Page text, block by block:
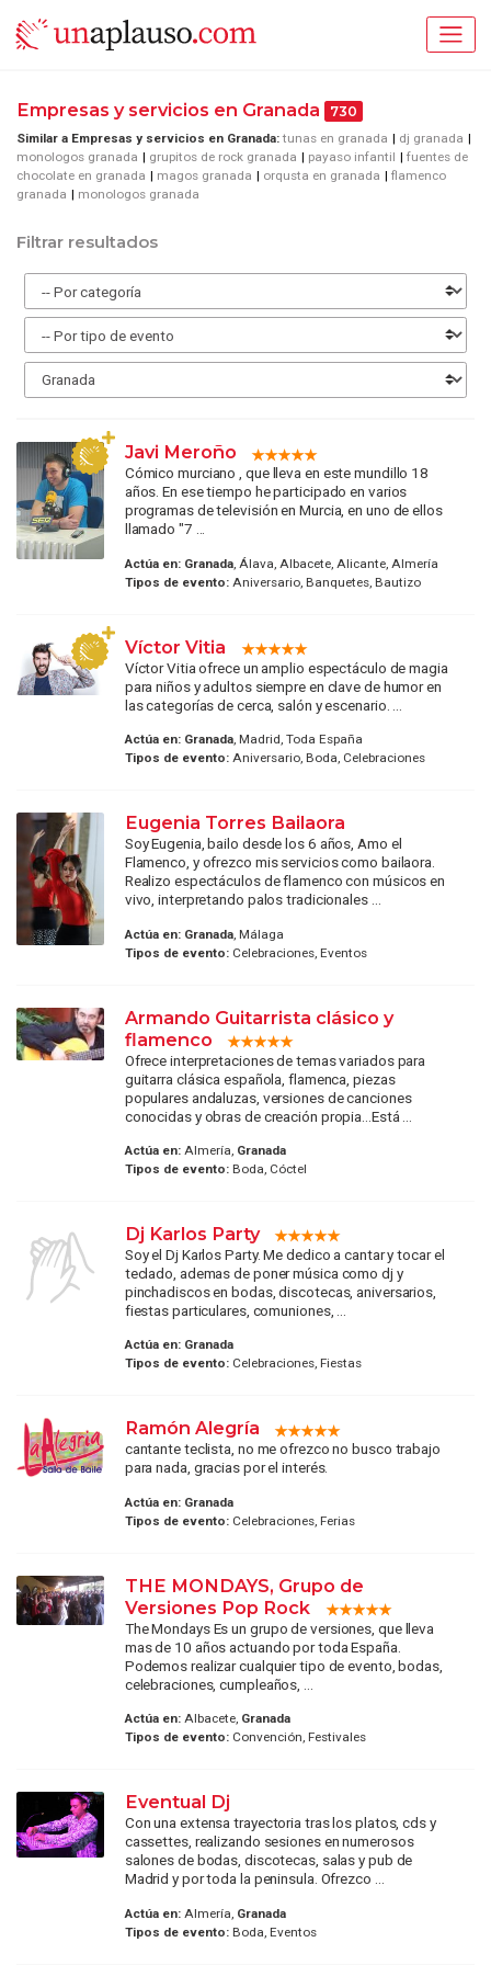
Empresas y servicios en Granada 730
Similar a Empresas y servicios en Granada: tunas en granada
dj granada
monologos granada
grupitos de rock granada payaso infantil
fuentes de
chocolate en granada
magos granada orqusta en granada
flamenco
granada
monologos granada
Filtrar resultados
Javi Meroño
Cómico murciano , que lleva en este mundillo 18
años. En ese tiempo he participado en varios
programas de televisión en Murcia, en uno de ellos
llamado "7 ...
Actúa en: Granada, Álava, Albacete, Alicante, Almería
Tipos de evento:Aniversario, Banquetes, Bautizo
Víctor Vitia
Víctor Vitia ofrece un amplio espectáculo de magia
para niños y adultos siempre en clave de humor en
las categorías de cerca, salón y escenario. ...
Actúa en: Granada, Madrid, Toda España
Tipos de evento:Aniversario, Boda, Celebraciones
Eugenia Torres Bailaora
Soy Eugenia, bailo desde los 6 años, Amo el
Flamenco, y ofrezco mis servicios como bailaora.
Realizo espectáculos de flamenco con músicos en
vivo, interpretando palos tradicionales ...
Actúa en: Granada, Málaga
Tipos de evento:Celebraciones, Eventos
Armando Guitarrista clásico y
flamenco
Ofrece interpretaciones de temas variados para
guitarra clásica española, flamenca, piezas
populares andaluzas, versiones de canciones
conocidas y obras de creación propia...Está ...
Actúa en:Almería, Granada
Tipos de evento:Boda, Cóctel
Dj Karlos Party
Soy el Dj Karlos Party. Me dedico a cantar y tocar el
teclado, ademas de poner música como dj y
pinchadiscos en bodas, discotecas, aniversarios,
fiestas particulares, comuniones, ...
Actúa en: Granada
Tipos de evento:Celebraciones, Fiestas
Ramón Alegría
cantante teclista, no me ofrezco no busco trabajo
para nada, gracias por el interés.
Actúa en: Granada
Tipos de evento:Celebraciones, Ferias
THE MONDAYS, Grupo de
Versiones Pop Rock
The Mondays Es un grupo de versiones, que lleva
mas de 10 años actuando por toda España.
Podemos realizar cualquier tipo de evento, bodas,
celebraciones, cumpleaños, ...
Actúa en:Albacete, Granada
Tipos de evento:Convención, Festivales
Eventual Dj
Con una extensa trayectoria tras los platos, cds y
cassettes, realizando sesiones en numerosos
salones de bodas, discotecas, salas y pub de
Madrid y por toda la peninsula. Ofrezco ...
Actúa en:Almería, Granada
Tipos de evento:Boda, Eventos